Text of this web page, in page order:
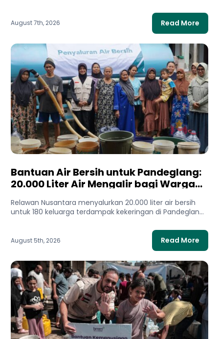
August 7th, 2026 Read More
Bantuan Air Bersih untuk Pandeglang:
20.000 Liter Air Mengalir bagi Warga
Relawan Nusantara menyalurkan 20.000 liter air bersih
untuk 180 keluarga terdampak kekeringan di Pandeglang,
August 5th, 2026 Read More